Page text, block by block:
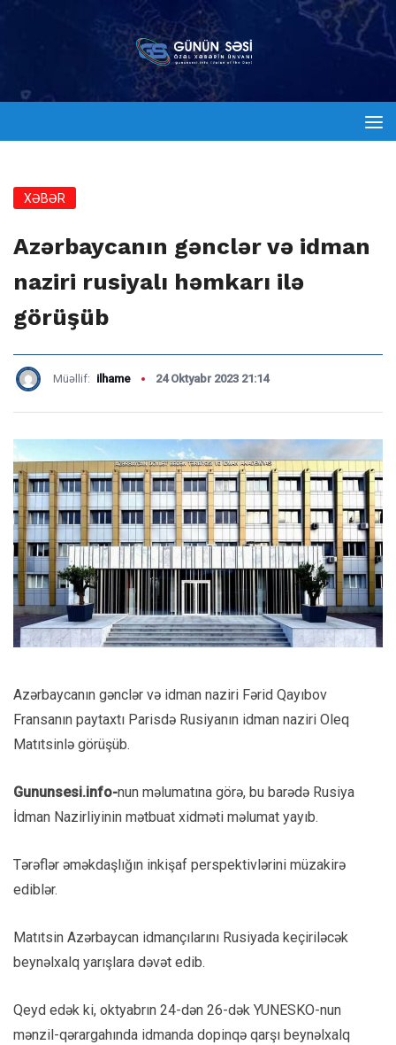
XƏBƏR
Azərbaycanın gənclər və idman
naziri rusiyalı həmkarı ilə
görüşüb
Müəllif: ilhame 24 Oktyabr 2023 21:14
Azərbaycanın gənclər və idman naziri Fərid Qayıbov
Fransanın paytaxtı Parisdə Rusiyanın idman naziri Oleq
Matıtsinlə görüşüb.
Gununsesi.info-nun məlumatına görə, bu barədə Rusiya
İdman Nazirliyinin mətbuat xidməti məlumat yayıb.
Tərəflər əməkdaşlığın inkişaf perspektivlərini müzakirə
ediblər.
Matıtsin Azərbaycan idmançılarını Rusiyada keçiriləcək
beynəlxalq yarışlara dəvət edib.
Qeyd edək ki, oktyabrın 24-dən 26-dək YUNESKO-nun
mənzil-qərargahında idmanda dopinqə qarşı beynəlxalq